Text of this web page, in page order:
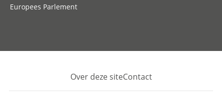
Europees Parlement
Footer
Over deze siteContact